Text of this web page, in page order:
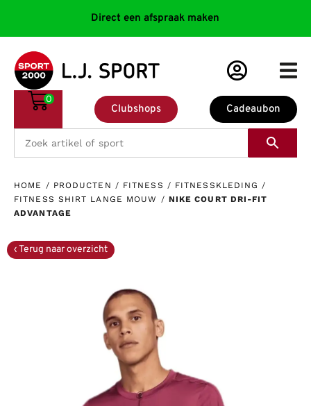
Direct een afspraak maken
Cadeaubon
Clubshops
0
HOME / PRODUCTEN / FITNESS / FITNESSKLEDING /
FITNESS SHIRT LANGE MOUW / NIKE COURT DRI-FIT
ADVANTAGE